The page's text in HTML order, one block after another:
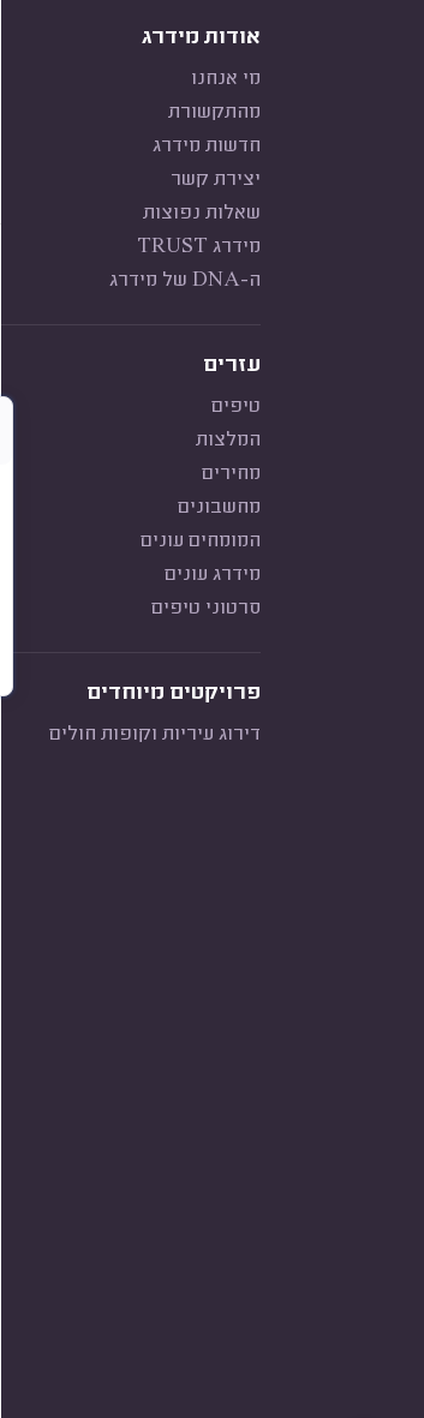
אודות מידרג
מי אנחנו
מהתקשורת
חדשות מידרג
יצירת קשר
שאלות נפוצות
מידרג TRUST
ה-DNA של מידרג
עזרים
טיפים
המלצות
מחירים
מחשבונים
המומחים עונים
מידרג עונים
סרטוני טיפים
פרויקטים מיוחדים
דירוג עיריות וקופות חולים